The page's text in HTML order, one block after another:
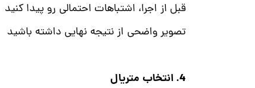
قبل از اجرا، اشتباهات احتمالی رو پیدا کنید
تصویر واضحی از نتیجه نهایی داشته باشید
4. انتخاب متریال